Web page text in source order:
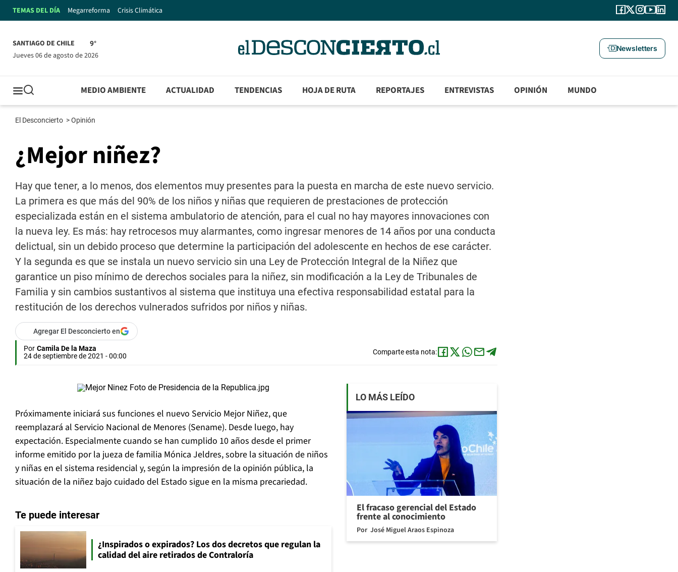
TEMAS DEL DÍA Megarreforma Crisis Climática
SANTIAGO DE CHILE 9°
jueves 06 de agosto de 2026
Newsletters
MEDIO AMBIENTE ACTUALIDAD TENDENCIAS HOJA DE RUTA REPORTAJES ENTREVISTAS OPINIÓN MUNDO
El Desconcierto >Opinión
¿Mejor niñez?
Hay que tener, a lo menos, dos elementos muy presentes para la puesta en marcha de este nuevo servicio.
La primera es que más del 90% de los niños y niñas que requieren de prestaciones de protección
especializada están en el sistema ambulatorio de atención, para el cual no hay mayores innovaciones con
la nueva ley. Es más: hay retrocesos muy alarmantes, como ingresar menores de 14 años por una conducta
delictual, sin un debido proceso que determine la participación del adolescente en hechos de ese carácter.
Y la segunda es que se instala un nuevo servicio sin una Ley de Protección Integral de la Niñez que
garantice un piso mínimo de derechos sociales para la niñez, sin modificación a la Ley de Tribunales de
Familia y sin cambios sustantivos al sistema que instituya una efectiva responsabilidad estatal para la
restitución de los derechos vulnerados sufridos por niños y niñas.
Agregar El Desconcierto en
Por Camila De la Maza
24 de septiembre de 2021 - 00:00
Comparte esta nota:
Próximamente iniciará sus funciones el nuevo Servicio Mejor Niñez, que
reemplazará al Servicio Nacional de Menores (Sename). Desde luego, hay
expectación. Especialmente cuando se han cumplido 10 años desde el primer
informe emitido por la jueza de familia Mónica Jeldres, sobre la situación de niños
y niñas en el sistema residencial y, según la impresión de la opinión pública, la
situación de la niñez bajo cuidado del Estado sigue en la misma precariedad.
Te puede interesar
¿Inspirados o expirados? Los dos decretos que regulan la
calidad del aire retirados de Contraloría
LO MÁS LEÍDO
El fracaso gerencial del Estado
frente al conocimiento
Por José Miguel Araos Espinoza